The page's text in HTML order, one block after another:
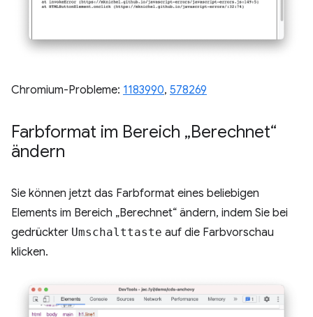
Chromium-Probleme: 1183990, ​​ 578269
Farbformat im Bereich „Berechnet“
ändern
Sie können jetzt das Farbformat eines beliebigen
Elements im Bereich „Berechnet“ ändern, indem Sie bei
gedrückter Umschalttaste auf die Farbvorschau
klicken.